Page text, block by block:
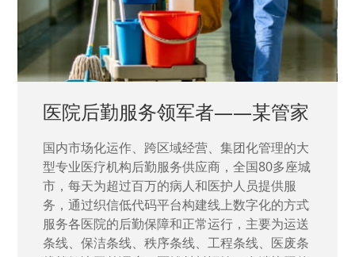
中国兵器工业集团——银光化学
国家“一五”期间156个重点项目之一。属于国家
高新技术企业，在信息化升级建设中，存在大
量“小、散、碎”的信息化需求，需要投入大量人
力资源进行开发，通过引入织信低代码平台，解
决当下遇到的各类业务难题，提升整体的IT研发
效率。